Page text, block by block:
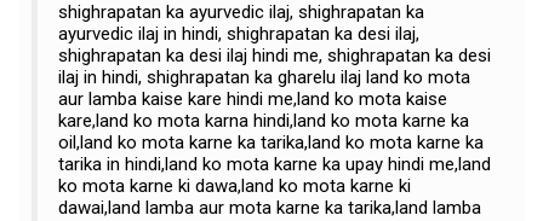
shighrapatan ka ayurvedic ilaj, shighrapatan ka
ayurvedic ilaj in hindi, shighrapatan ka desi ilaj,
shighrapatan ka desi ilaj hindi me, shighrapatan ka desi
ilaj in hindi, shighrapatan ka gharelu ilaj land ko mota
aur lamba kaise kare hindi me,land ko mota kaise
kare,land ko mota karna hindi,land ko mota karne ka
oil,land ko mota karne ka tarika,land ko mota karne ka
tarika in hindi,land ko mota karne ka upay hindi me,land
ko mota karne ki dawa,land ko mota karne ki
dawai,land lamba aur mota karne ka tarika,land lamba